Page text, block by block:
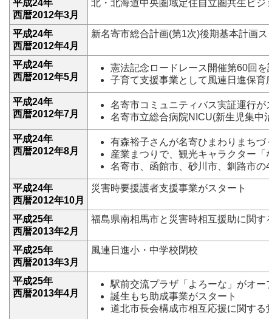
平成24年
西暦2012年3月
北・北海道中央圏域定住自立圏共生ビジ
平成24年
西暦2012年4月
新名寄市総合計画(第1次)後期基本計画ス
平成24年
西暦2012年5月
憲法記念ロードレース開催第60回
子育て支援事業として風連日進保育
平成24年
西暦2012年7月
名寄市コミュニティバス実証運行が
名寄市立総合病院NICU(新生児集中
平成24年
西暦2012年8月
有森裕子さんが名寄ひまわりまちづ
産業まつりで、観光キャラクター「
名寄市、函館市、砂川市、釧路市の
平成24年
西暦2012年10月
災害時要援護者支援事業がスタート
平成25年
西暦2013年2月
福島県南相馬市と災害時相互援助に関す
平成25年
西暦2013年3月
風連日進小・中学校閉校
平成25年
西暦2013年4月
駅前交流プラザ「よろーな」がオー
誕生もち助成事業がスタート
道北市長会構成市相互応援に関する